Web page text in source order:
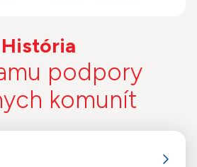
História
podpory
komunít